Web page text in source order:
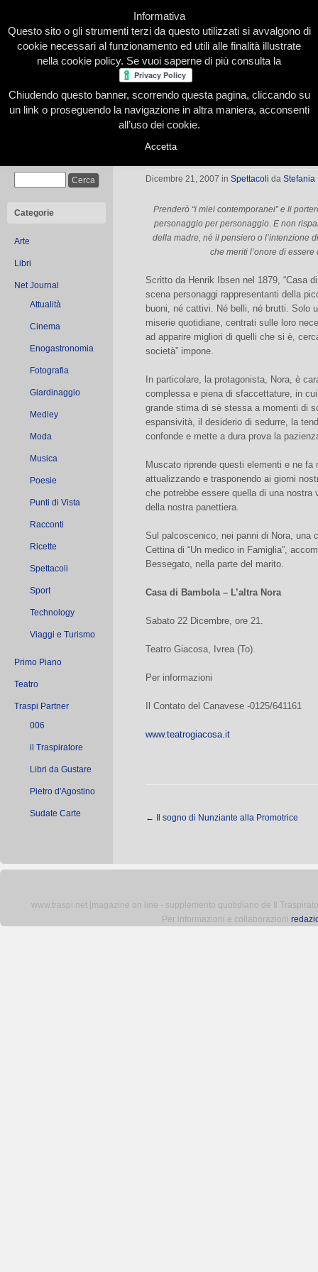
Home Presentazione Redazione Le nostre firme
Categorie
Arte
Libri
Net Journal
Attualità
Cinema
Enogastronomia
Fotografia
Giardinaggio
Medley
Moda
Musica
Poesie
Punti di Vista
Racconti
Ricette
Spettacoli
Sport
Technology
Viaggi e Turismo
Primo Piano
Teatro
Traspi Partner
006
il Traspiratore
Libri da Gustare
Pietro d'Agostino
Sudate Carte
Casa di Bambola – L’altra Nora
Dicembre 21, 2007 in Spettacoli da Stefania
Prenderò “i miei contemporanei” e li
personaggio per personaggio. E non
della madre, né il pensiero o l’intenzione
che meriti l’onore di
Scritto da Henrik Ibsen nel 1879, “Casa
scena personaggi rappresentanti della
buoni, né cattivi. Né belli, né brutti. Solo
miserie quotidiane, centrati sulle loro
ad apparire migliori di quelli che si è,
società” impone.
In particolare, la protagonista, Nora, è
complessa e piena di sfaccettature, in
grande stima di sè stessa a momenti di
espansività, il desiderio di sedurre, la
confonde e mette a dura prova la
Muscato riprende questi elementi e ne fa
attualizzando e trasponendo ai giorni
che potrebbe essere quella di una
della nostra panettiera.
Sul palcoscenico, nei panni di Nora, una
Cettina di “Un medico in Famiglia”,
Bessegato, nella parte del marito.
Casa di Bambola – L’altra Nora
Sabato 22 Dicembre, ore 21.
Teatro Giacosa, Ivrea (To).
Per informazioni
Il Contato del Canavese -0125/641161
www.teatrogiacosa.it
← Il sogno di Nunziante alla Promotrice
www.traspi.net [magazine on line - supplemento quotidiano de Il
Per informazioni e collaborazioni
Informativa
Questo sito o gli strumenti terzi da questo utilizzati si avvalgono di
cookie necessari al funzionamento ed utili alle finalità illustrate
nella cookie policy. Se vuoi saperne di più consulta la
Chiudendo questo banner, scorrendo questa pagina, cliccando su
un link o proseguendo la navigazione in altra maniera, acconsenti
all’uso dei cookie.
Accetta